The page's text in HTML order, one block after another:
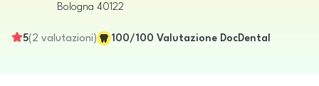
Bologna 40122
5( 2 valutazioni) 100/100 Valutazione DocDental